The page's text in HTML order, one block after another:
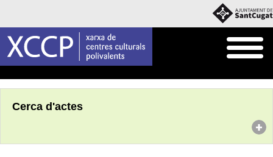
Cerca d'actes